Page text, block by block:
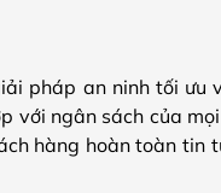
pháp an ninh tối
ngân sách của
hàng hoàn toàn